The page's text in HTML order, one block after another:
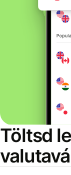
Töltsd